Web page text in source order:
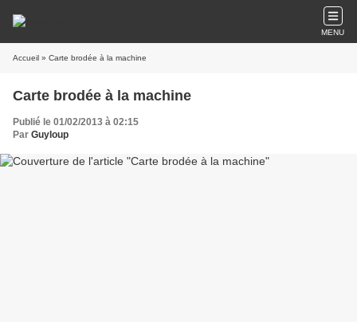
MENU
Accueil » Carte brodée à la machine
Carte brodée à la machine
Publié le 01/02/2013 à 02:15
Par Guyloup